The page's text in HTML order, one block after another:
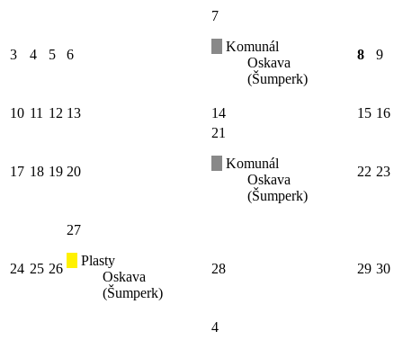
3 4 5 6
7
Komunál
Oskava
(Šumperk)
8 9
10 11 12 13 14 15 16
17 18 19 20
21
Komunál
Oskava
(Šumperk)
22 23
24 25 26
27
Plasty
Oskava
(Šumperk)
28 29 30
4